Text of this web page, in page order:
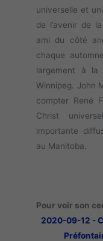
universelle et
de l’avenir de
ami du côté
chaque
largement à
Winnipeg. John
compter René
Christ
importante
au Manitoba.
Pour voir son
2020-09-12 -